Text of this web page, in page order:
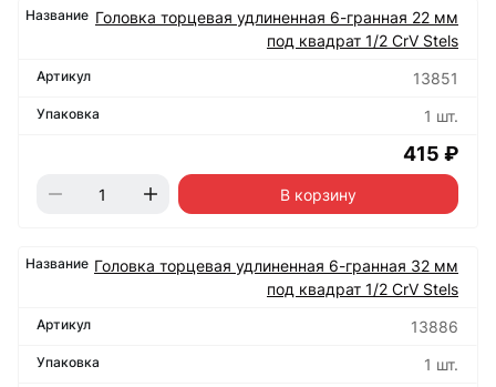
Головка торцевая удлиненная 6-гранная 22 мм
под квадрат 1/2 CrV Stels
13851
1 шт.
415 ₽
В корзину
Головка торцевая удлиненная 6-гранная 32 мм
под квадрат 1/2 CrV Stels
13886
1 шт.